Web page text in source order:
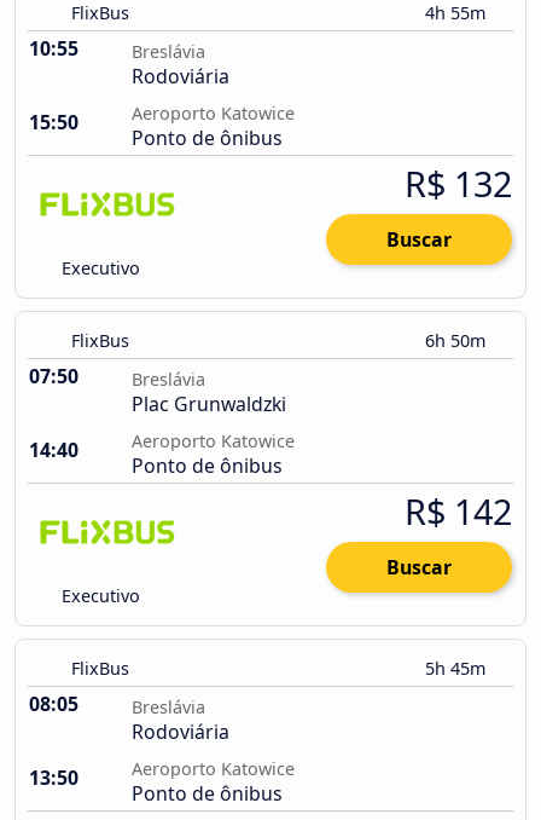
FlixBus 4h 55m
10:55 Breslávia
Rodoviária
15:50
Aeroporto Katowice
Ponto de ônibus
Executivo
R$ 132
Buscar
FlixBus 6h 50m
07:50 Breslávia
Plac Grunwaldzki
14:40
Aeroporto Katowice
Ponto de ônibus
Executivo
R$ 142
Buscar
FlixBus 5h 45m
08:05 Breslávia
Rodoviária
13:50
Aeroporto Katowice
Ponto de ônibus